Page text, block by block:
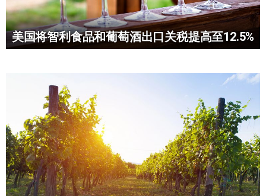
美国将智利食品和葡萄酒出口关税提高至12.5%